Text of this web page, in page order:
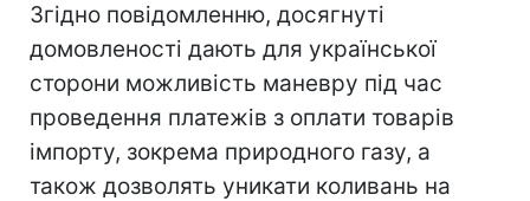
Згідно повідомленню, досягнуті
домовленості дають для української
сторони можливість маневру під час
проведення платежів з оплати товарів
імпорту, зокрема природного газу, а
також дозволять уникати коливань на